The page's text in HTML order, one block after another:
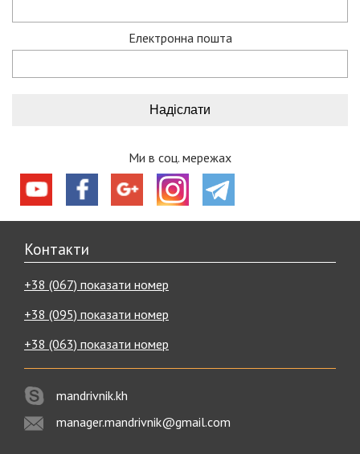
Електронна пошта
Ми в соц. мережах
Контакти
+38 (067) показати номер
+38 (095) показати номер
+38 (063) показати номер
mandrivnik.kh
manager.mandrivnik@gmail.com